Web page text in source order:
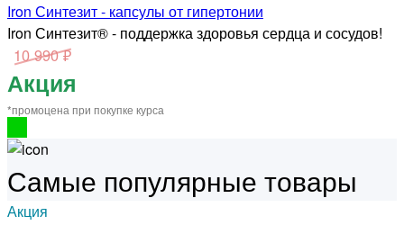
Iron Синтезит - капсулы от гипертонии
Iron Синтезит® - поддержка здоровья сердца и сосудов!
10 990 ₽
Акция
*промоцена при покупке курса
Самые популярные товары
Акция